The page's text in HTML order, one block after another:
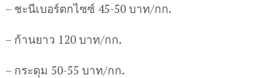
– ชะนีเบอร์ตกไซซ์ 45-50 บาท/กก.
– ก้านยาว 120 บาท/กก.
– กระดุม 50-55 บาท/กก.